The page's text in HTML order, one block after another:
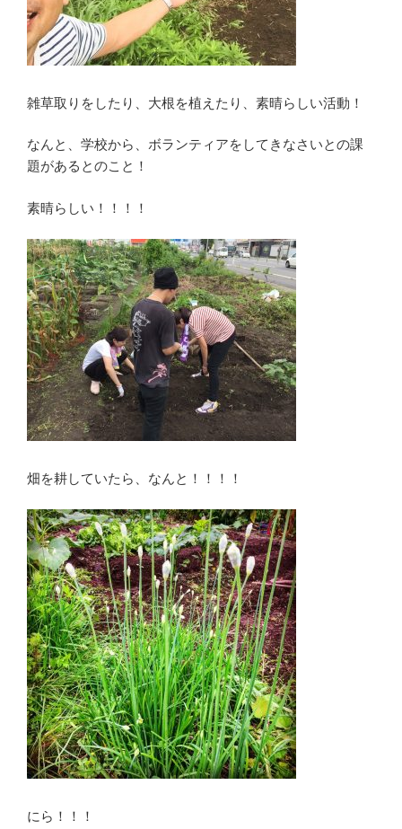
雑草取りをしたり、大根を植えたり、素晴らしい活動！
なんと、学校から、ボランティアをしてきなさいとの課
題があるとのこと！
素晴らしい！！！！
畑を耕していたら、なんと！！！！
にら！！！